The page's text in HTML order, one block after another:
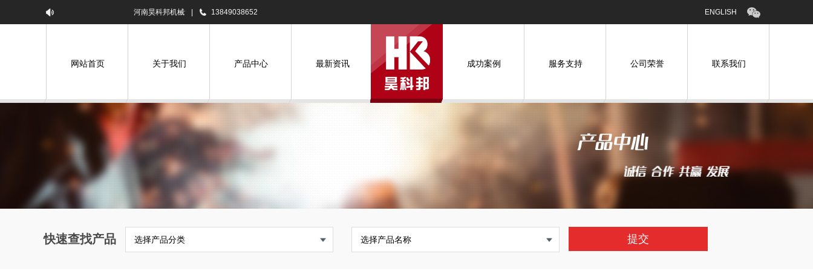
河南昊科邦机械设备有限公司欢迎您！13849038652 ENGLISH
网站首页 关于我们 产品中心 最新资讯 成功案例 服务支持 公司荣誉 联系我们
快速查找产品 选择产品分类 选择产品名称